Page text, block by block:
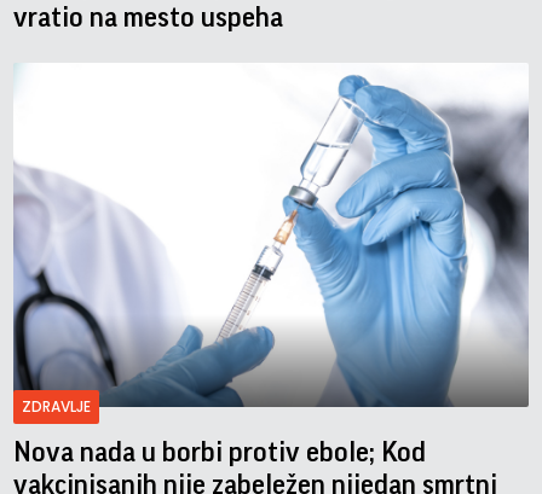
vratio na mesto uspeha
ZDRAVLJE
Nova nada u borbi protiv ebole; Kod
vakcinisanih nije zabeležen nijedan smrtni